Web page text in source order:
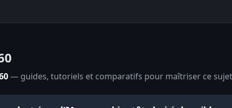
— guides, tutoriels et comparatifs pour maîtriser ce sujet